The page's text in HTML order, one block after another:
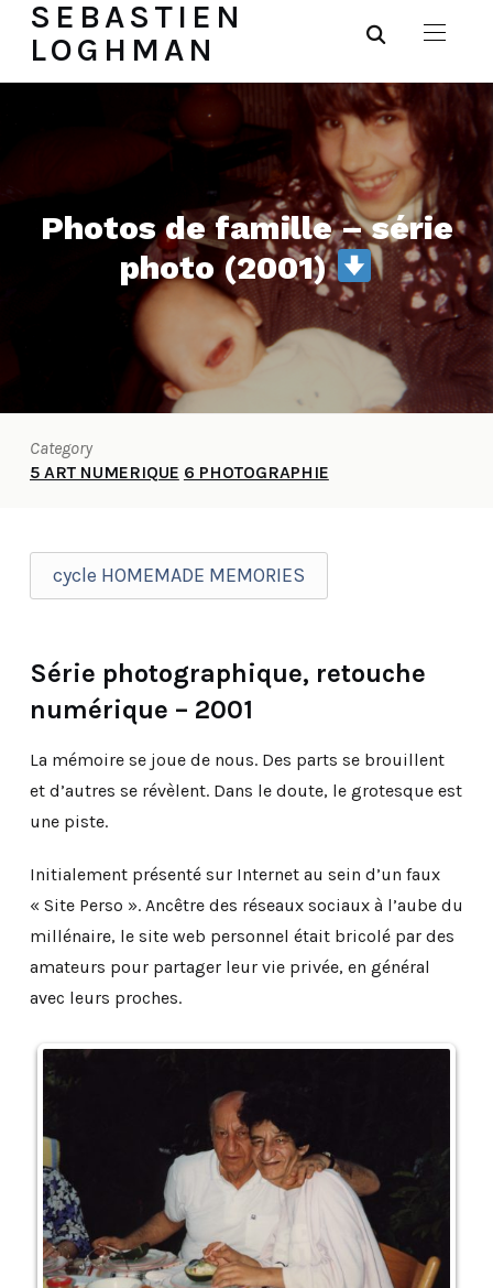
SEBASTIEN
LOGHMAN
Photos de famille – série
photo (2001)
Category
5 ART NUMERIQUE 6 PHOTOGRAPHIE
cycle HOMEMADE MEMORIES
Série photographique, retouche
numérique – 2001
La mémoire se joue de nous. Des parts se brouillent
et d’autres se révèlent. Dans le doute, le grotesque est
une piste.
Initialement présenté sur Internet au sein d’un faux
« Site Perso ». Ancêtre des réseaux sociaux à l’aube du
millénaire, le site web personnel était bricolé par des
amateurs pour partager leur vie privée, en général
avec leurs proches.